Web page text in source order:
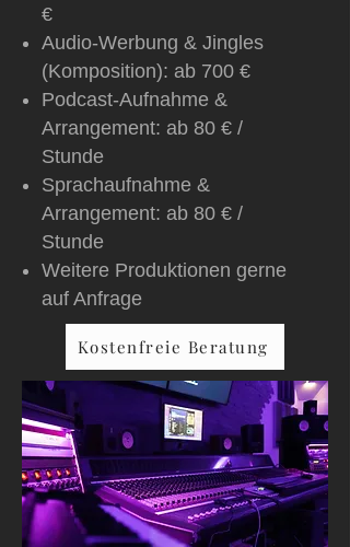
€
Audio-Werbung & Jingles
(Komposition): ab 700 €
Podcast-Aufnahme &
Arrangement: ab 80 € /
Stunde
Sprachaufnahme &
Arrangement: ab 80 € /
Stunde
Weitere Produktionen gerne
auf Anfrage
Kostenfreie Beratung